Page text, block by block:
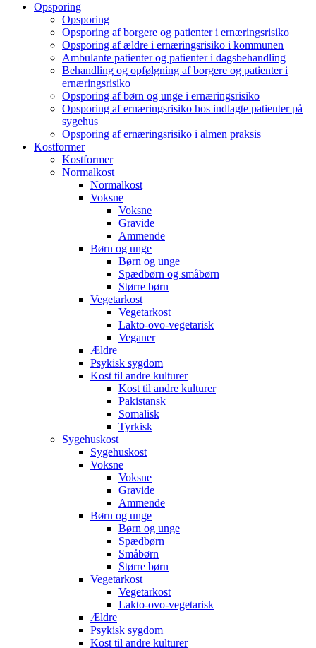
Opsporing
Opsporing
Opsporing af borgere og patienter i ernæringsrisiko
Opsporing af ældre i ernæringsrisiko i kommunen
Ambulante patienter og patienter i dagsbehandling
Behandling og opfølgning af borgere og patienter i
ernæringsrisiko
Opsporing af børn og unge i ernæringsrisiko
Opsporing af ernæringsrisiko hos indlagte patienter på
sygehus
Opsporing af ernæringsrisiko i almen praksis
Kostformer
Kostformer
Normalkost
Normalkost
Voksne
Voksne
Gravide
Ammende
Børn og unge
Børn og unge
Spædbørn og småbørn
Større børn
Vegetarkost
Vegetarkost
Lakto-ovo-vegetarisk
Veganer
Ældre
Psykisk sygdom
Kost til andre kulturer
Kost til andre kulturer
Pakistansk
Somalisk
Tyrkisk
Sygehuskost
Sygehuskost
Voksne
Voksne
Gravide
Ammende
Børn og unge
Børn og unge
Spædbørn
Småbørn
Større børn
Vegetarkost
Vegetarkost
Lakto-ovo-vegetarisk
Ældre
Psykisk sygdom
Kost til andre kulturer